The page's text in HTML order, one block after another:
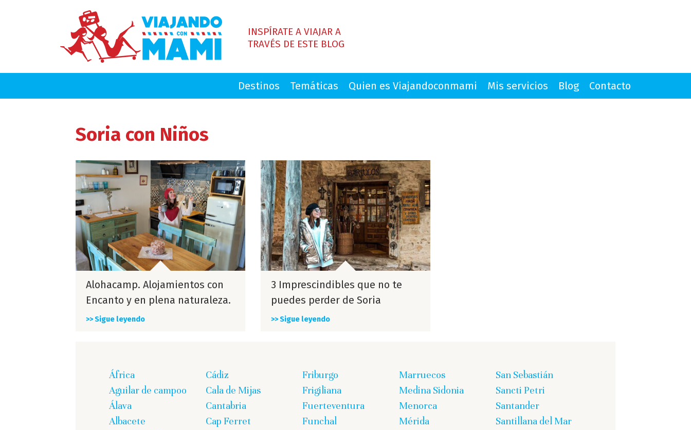
INSPÍRATE A VIAJAR A
TRAVÉS DE ESTE BLOG
Destinos Temáticas Quien es Viajandoconmami Mis servicios Blog Contacto
Soria con Niños
Alohacamp. Alojamientos con
Encanto y en plena naturaleza.
>> Sigue leyendo
3 Imprescindibles que no te
puedes perder de Soria
>> Sigue leyendo
África
Aguilar de campoo
Álava
Albacete
Cádiz
Cala de Mijas
Cantabria
Cap Ferret
Friburgo
Frigiliana
Fuerteventura
Funchal
Marruecos
Medina Sidonia
Menorca
Mérida
San Sebastián
Sancti Petri
Santander
Santillana del Mar